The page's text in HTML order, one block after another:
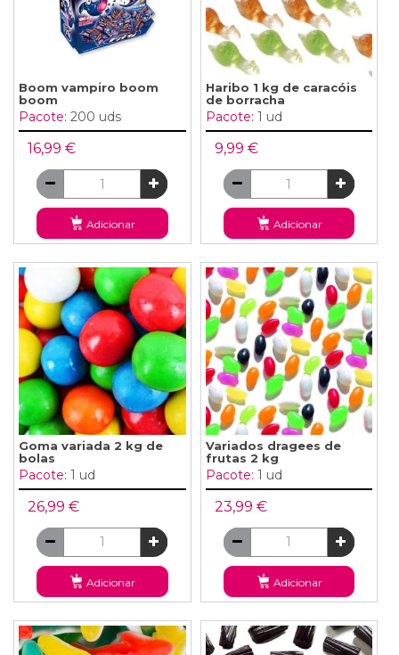
Boom vampiro boom
boom
Pacote: 200 uds
16,99 €
Adicionar
Haribo 1 kg de caracóis
de borracha
Pacote: 1 ud
9,99 €
Adicionar
Goma variada 2 kg de
bolas
Pacote: 1 ud
26,99 €
Adicionar
Variados dragees de
frutas 2 kg
Pacote: 1 ud
23,99 €
Adicionar